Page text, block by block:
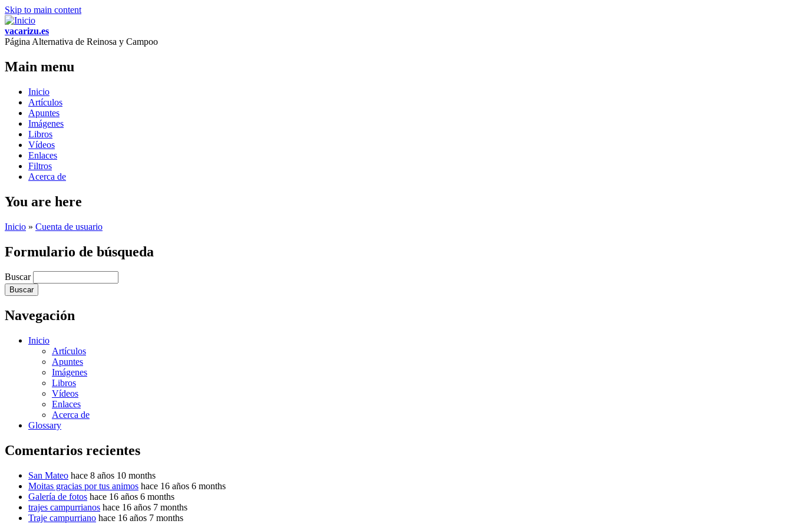
Skip to main content
vacarizu.es
Página Alternativa de Reinosa y Campoo
Main menu
Inicio
Artículos
Apuntes
Imágenes
Libros
Vídeos
Enlaces
Filtros
Acerca de
You are here
Inicio » Cuenta de usuario
Formulario de búsqueda
Buscar
Navegación
Inicio
Artículos
Apuntes
Imágenes
Libros
Vídeos
Enlaces
Acerca de
Glossary
Comentarios recientes
San Mateo hace 8 años 10 months
Moitas gracias por tus animos hace 16 años 6 months
Galería de fotos hace 16 años 6 months
trajes campurrianos hace 16 años 7 months
Traje campurriano hace 16 años 7 months